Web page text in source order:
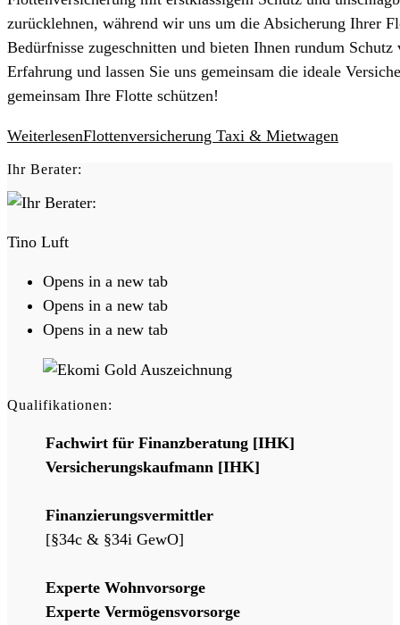
zurücklehnen, während wir uns um die Absicherung Ihrer
Bedürfnisse zugeschnitten und bieten Ihnen rundum
Erfahrung und lassen Sie uns gemeinsam die ideale
gemeinsam Ihre Flotte schützen!
WeiterlesenFlottenversicherung Taxi & Mietwagen
Ihr Berater:
Tino Luft
Opens in a new tab
Opens in a new tab
Opens in a new tab
Qualifikationen:
Fachwirt für Finanzberatung [IHK]
Versicherungskaufmann [IHK]
Finanzierungsvermittler
[§34c & §34i GewO]
Experte Wohnvorsorge
Experte Vermögensvorsorge